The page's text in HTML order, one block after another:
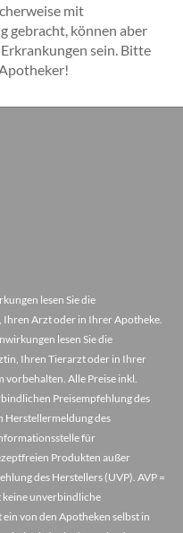
mit
gebracht, können aber
sein. Bitte
lesen Sie die
Ihren Arzt oder in Ihrer Apotheke.
lesen Sie die
Ihren Tierarzt oder in Ihrer
Alle Preise inkl.
Preisempfehlung des
Herstellermeldung des
für
Produkten außer
des Herstellers (UVP). AVP =
keine unverbindliche
von den Apotheken selbst in